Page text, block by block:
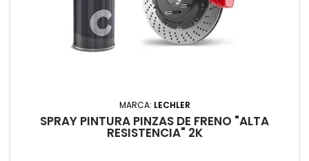
MARCA: LECHLER
SPRAY PINTURA PINZAS DE FRENO "ALTA
RESISTENCIA" 2K